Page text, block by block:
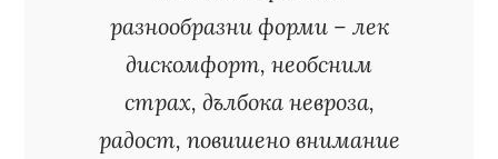
разнообразни форми – лек
дискомфорт, необсним
страх, дълбока невроза,
радост, повишено внимание